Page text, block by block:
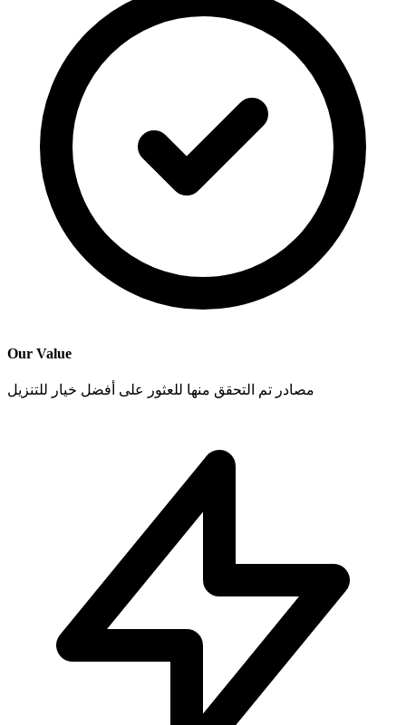
Our Value
مصادر تم التحقق منها للعثور على أفضل خيار للتنزيل